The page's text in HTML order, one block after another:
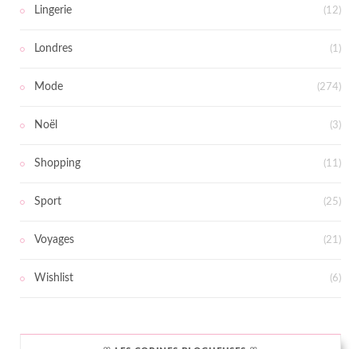
Lingerie (12)
Londres (1)
Mode (274)
Noël (3)
Shopping (11)
Sport (25)
Voyages (21)
Wishlist (6)